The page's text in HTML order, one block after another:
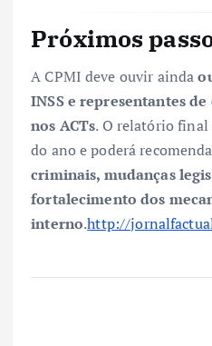
Próximos
A CPMI deve ouvir ainda
INSS e representantes
nos ACTs. O relatório final
do ano e poderá
criminais, mudanças
fortalecimento dos
interno.http://